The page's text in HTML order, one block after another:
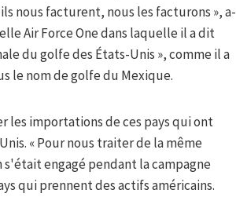
nous facturent, nous les facturons », a-
Air Force One dans laquelle il a dit
du golfe des États-Unis », comme il a
le nom de golfe du Mexique.
les importations de ces pays qui ont
« Pour nous traiter de la même
engagé pendant la campagne
qui prennent des actifs américains.